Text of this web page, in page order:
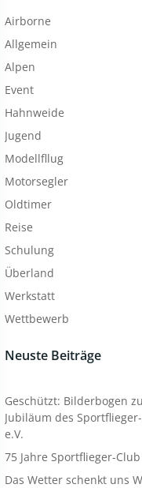
Airborne
Allgemein
Alpen
Event
Hahnweide
Jugend
Modellfllug
Motorsegler
Oldtimer
Reise
Schulung
Überland
Werkstatt
Wettbewerb
Neuste Beiträge
Geschützt: Bilderbogen
Jubiläum des
e.V.
75 Jahre Sportflieger-
Das Wetter schenkt uns